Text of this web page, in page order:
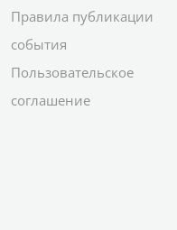
Правила публикации
события
Пользовательское
соглашение